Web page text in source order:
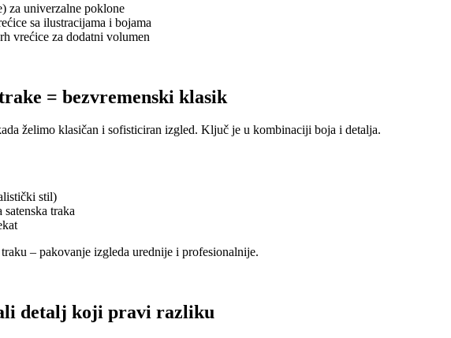
za univerzalne poklone
sa ilustracijama i bojama
vrećice za dodatni volumen
= bezvremenski klasik
želimo klasičan i sofisticiran izgled. Ključ je u kombinaciji boja i detalja.
stil)
traka
– pakovanje izgleda urednije i profesionalnije.
detalj koji pravi razliku